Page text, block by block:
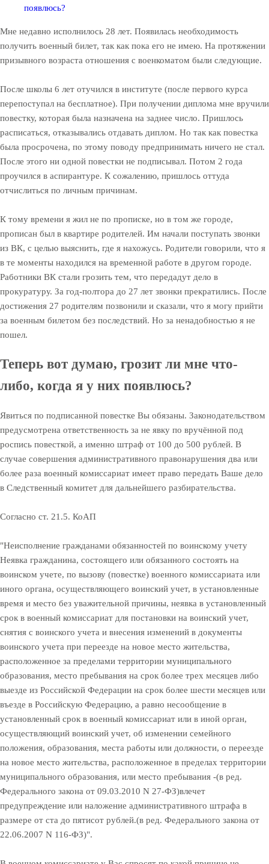
появлюсь?
Мне недавно исполнилось 28 лет. Появилась необходимость
получить военный билет, так как пока его не имею. На протяжении
призывного возраста отношения с военкоматом были следующие.
После школы 6 лет отучился в институте (после первого курса
перепоступал на бесплатное). При получении диплома мне вручили
повестку, которая была назначена на заднее число. Пришлось
расписаться, отказывались отдавать диплом. Но так как повестка
была просрочена, по этому поводу предпринимать ничего не стал.
После этого ни одной повестки не подписывал. Потом 2 года
проучился в аспирантуре. К сожалению, пришлось оттуда
отчислиться по личным причинам.
К тому времени я жил не по прописке, но в том же городе,
прописан был в квартире родителей. Им начали поступать звонки
из ВК, с целью выяснить, где я нахожусь. Родители говорили, что я
в те моменты находился на временной работе в другом городе.
Работники ВК стали грозить тем, что передадут дело в
прокуратуру. За год-полтора до 27 лет звонки прекратились. После
достижения 27 родителям позвонили и сказали, что я могу прийти
за военным билетом без последствий. Но за ненадобностью я не
пошел.
Теперь вот думаю, грозит ли мне что-
либо, когда я у них появлюсь?
Явиться по подписанной повестке Вы обязаны. Законодательством
предусмотрена ответственность за не явку по вручённой под
роспись повесткой, а именно штраф от 100 до 500 рублей. В
случае совершения административного правонарушения два или
более раза военный комиссариат имеет право передать Ваше дело
в Следственный комитет для дальнейшего разбирательства.
Согласно ст. 21.5. КоАП
"Неисполнение гражданами обязанностей по воинскому учету
Неявка гражданина, состоящего или обязанного состоять на
воинском учете, по вызову (повестке) военного комиссариата или
иного органа, осуществляющего воинский учет, в установленные
время и место без уважительной причины, неявка в установленный
срок в военный комиссариат для постановки на воинский учет,
снятия с воинского учета и внесения изменений в документы
воинского учета при переезде на новое место жительства,
расположенное за пределами территории муниципального
образования, место пребывания на срок более трех месяцев либо
выезде из Российской Федерации на срок более шести месяцев или
въезде в Российскую Федерацию, а равно несообщение в
установленный срок в военный комиссариат или в иной орган,
осуществляющий воинский учет, об изменении семейного
положения, образования, места работы или должности, о переезде
на новое место жительства, расположенное в пределах территории
муниципального образования, или место пребывания -(в ред.
Федерального закона от 09.03.2010 N 27-ФЗ)влечет
предупреждение или наложение административного штрафа в
размере от ста до пятисот рублей.(в ред. Федерального закона от
22.06.2007 N 116-ФЗ)".